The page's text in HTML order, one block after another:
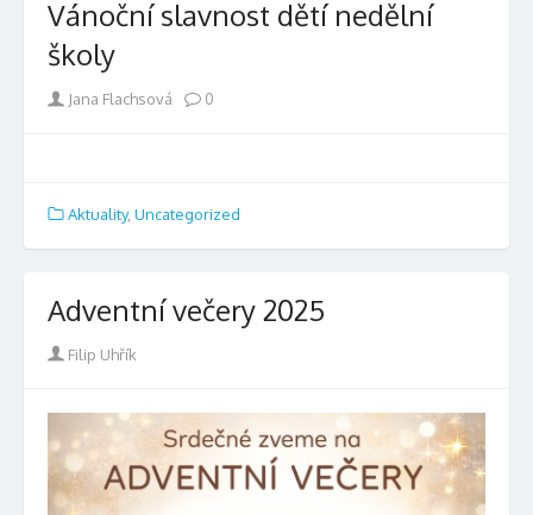
Vánoční slavnost dětí nedělní
školy
AuthorJana Flachsová 0
Aktuality, Uncategorized
Adventní večery 2025
Author
Filip Uhřík